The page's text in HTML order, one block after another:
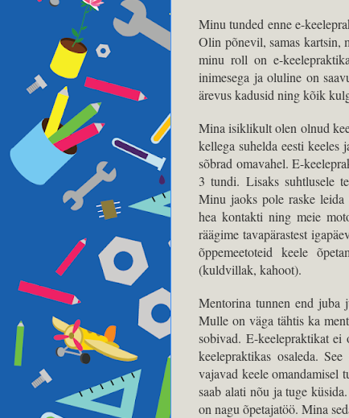
Minu tunded enne e-
Olin põnevil, samas kartsin,
minu roll on e-
inimesega ja oluline on
ärevus kadusid ning kõik
Mina isiklikult olen olnud
kellega suhelda eesti keeles
sõbrad omavahel. E-
3 tundi. Lisaks suhtlusele
Minu jaoks pole raske leida
hea kontakti ning meie
räägime tavapärastest
õppemeetoteid keele
(kuldvillak, kahoot).
Mentorina tunnen end juba
Mulle on väga tähtis ka
sobivad. E-keelepraktikat ei
keelepraktikas osaleda.
vajavad keele omandamisel
saab alati nõu ja tuge
on nagu õpetajatöö. Mina